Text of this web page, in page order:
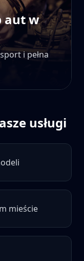
aut w
i pełna
usługi
mieście